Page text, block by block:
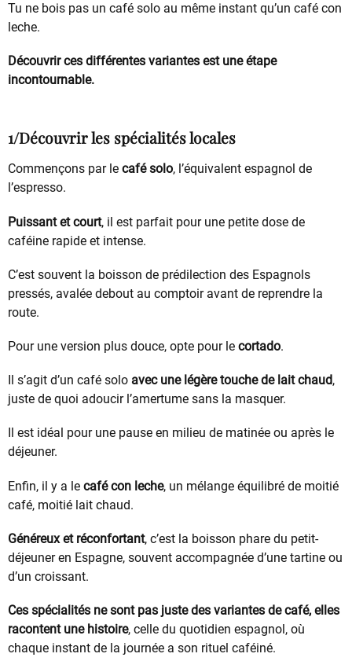
Tu ne bois pas un café solo au même instant qu’un café con
leche.
Découvrir ces différentes variantes est une étape
incontournable.
1/Découvrir les spécialités locales
Commençons par le café solo, l’équivalent espagnol de
l’espresso.
Puissant et court, il est parfait pour une petite dose de
caféine rapide et intense.
C’est souvent la boisson de prédilection des Espagnols
pressés, avalée debout au comptoir avant de reprendre la
route.
Pour une version plus douce, opte pour le cortado.
Il s’agit d’un café solo avec une légère touche de lait chaud,
juste de quoi adoucir l’amertume sans la masquer.
Il est idéal pour une pause en milieu de matinée ou après le
déjeuner.
Enfin, il y a le café con leche, un mélange équilibré de moitié
café, moitié lait chaud.
Généreux et réconfortant, c’est la boisson phare du petit-
déjeuner en Espagne, souvent accompagnée d’une tartine ou
d’un croissant.
Ces spécialités ne sont pas juste des variantes de café, elles
racontent une histoire, celle du quotidien espagnol, où
chaque instant de la journée a son rituel caféiné.